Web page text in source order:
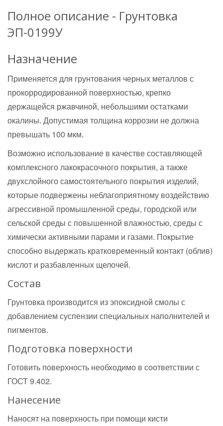
Полное описание - Грунтовка
ЭП-0199У
Назначение
Применяется для грунтования черных металлов с
прокорродированной поверхностью, крепко
держащейся ржавчиной, небольшими остатками
окалины. Допустимая толщина коррозии не должна
превышать 100 мкм.
Возможно использование в качестве составляющей
комплексного лакокрасочного покрытия, а также
двухслойного самостоятельного покрытия изделий,
которые подвержены неблагоприятному воздействию
агрессивной промышленной среды, городской или
сельской среды с повышенной влажностью, среды с
химически активными парами и газами. Покрытие
способно выдержать кратковременный контакт (облив)
кислот и разбавленных щелочей.
Состав
Грунтовка производится из эпоксидной смолы с
добавлением суспензии специальных наполнителей и
пигментов.
Подготовка поверхности
Готовить поверхность необходимо в соответствии с
ГОСТ 9.402.
Нанесение
Наносят на поверхность при помощи кисти